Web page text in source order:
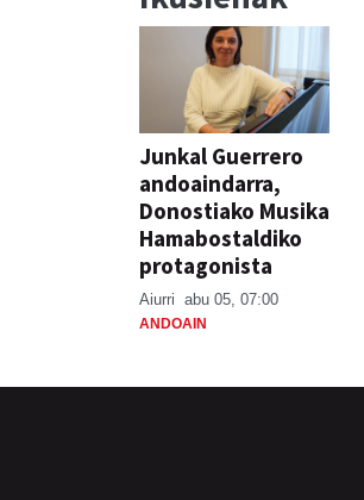
Junkal Guerrero
andoaindarra,
Donostiako Musika
Hamabostaldiko
protagonista
Aiurri abu 05, 07:00
ANDOAIN